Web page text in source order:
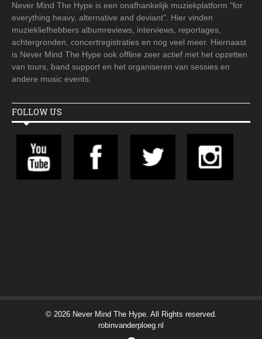
Never Mind The Hype is een onafhankelijk muziekplatform "for
everything heavy, alternative and deviant". Hier vinden
muziekliefhebbers albumreviews, interviews, reportages,
achtergronden, concertregistraties en nog veel meer. Hiernaast
is Never Mind The Hype ook offline zeer actief met het opzetten
van tours, band support en het organiseren van sessies en
andere music events.
FOLLOW US
© 2026 Never Mind The Hype. All Rights reserved.
robinvanderploeg.nl